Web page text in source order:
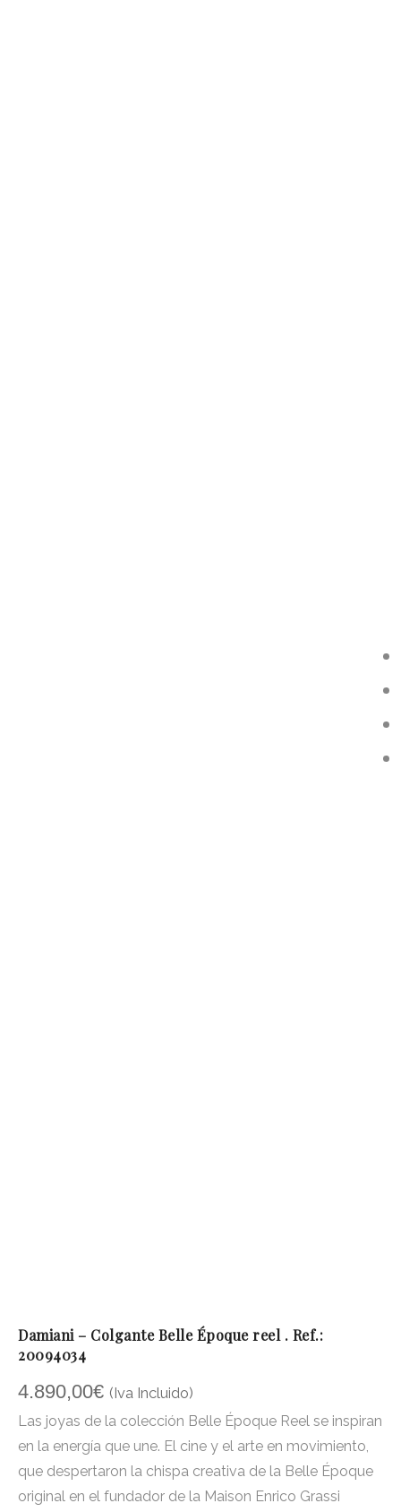
Damiani – Colgante Belle Époque reel . Ref.:
20094034
4.890,00€ (Iva Incluido)
Las joyas de la colección Belle Époque Reel se inspiran
en la energía que une. El cine y el arte en movimiento,
que despertaron la chispa creativa de la Belle Époque
original en el fundador de la Maison Enrico Grassi